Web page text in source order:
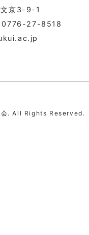
文京3-9-1
0776-27-8518
. All Rights Reserved.